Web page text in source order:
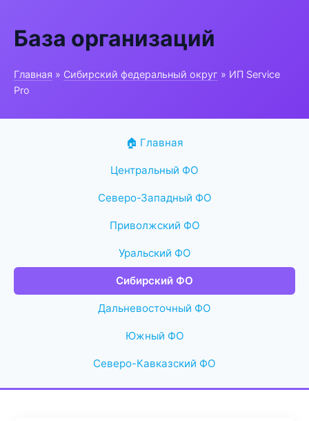
База организаций
Главная » Сибирский федеральный округ » ИП Service
Pro
🏠 Главная
Центральный ФО
Северо-Западный ФО
Приволжский ФО
Уральский ФО
Сибирский ФО
Дальневосточный ФО
Южный ФО
Северо-Кавказский ФО